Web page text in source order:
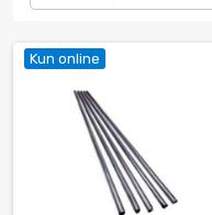
Kun online